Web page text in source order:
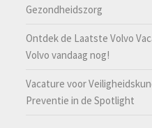
Gezondheidszorg
Ontdek de Laatste Volvo
Volvo vandaag nog!
Vacature voor
Preventie in de Spotlight